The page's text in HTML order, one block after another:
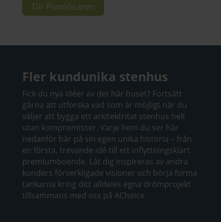
Till Planlösaren
Fler kundunika stenhus
Fick du nya idéer av det här huset? Fortsätt
gärna att utforska vad som är möjligt när du
väljer att bygga ett arkitektritat stenhus helt
utan kompromisser. Varje hem du ser här
nedanför bär på sin egen unika historia – från
en första, trevande idé till ett inflyttningsklart
premiumboende. Låt dig inspireras av andra
kunders förverkligade visioner och börja forma
tankarna kring ditt alldeles egna drömprojekt
tillsammans med oss på AChoice